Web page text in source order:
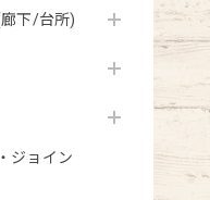
下/台所)
ジョイン